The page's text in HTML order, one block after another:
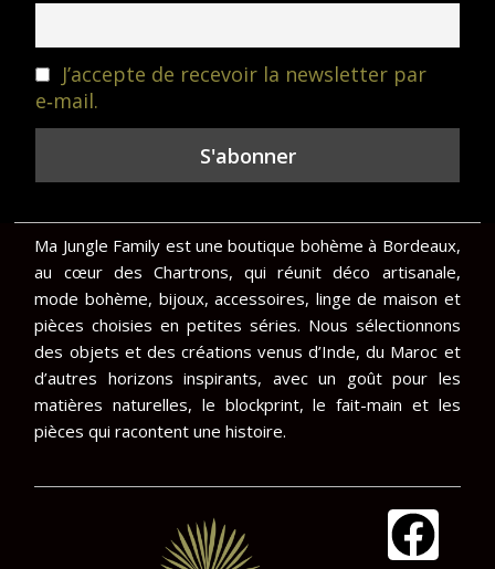
J’accepte de recevoir la newsletter par
e‑mail.
Ma Jungle Family est une boutique bohème à Bordeaux,
au cœur des Chartrons, qui réunit déco artisanale,
mode bohème, bijoux, accessoires, linge de maison et
pièces choisies en petites séries. Nous sélectionnons
des objets et des créations venus d’Inde, du Maroc et
d’autres horizons inspirants, avec un goût pour les
matières naturelles, le blockprint, le fait-main et les
pièces qui racontent une histoire.
F
I